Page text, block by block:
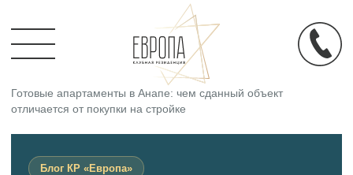
Готовые апартаменты в Анапе: чем сданный объект
отличается от покупки на стройке
Блог КР «Европа»